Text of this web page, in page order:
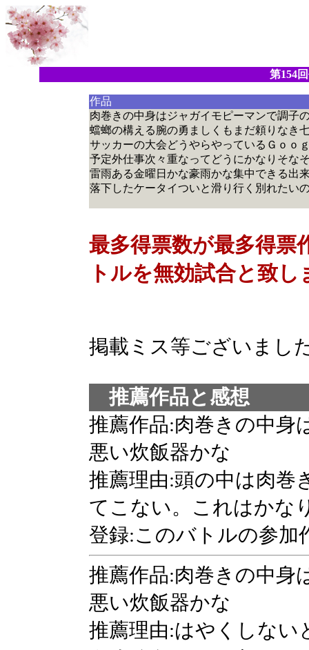
第154
作品
肉巻きの中身はジャガイモピーマンで調子
蟷螂の構える腕の勇ましくもまだ頼りなき
サッカーの大会どうやらやっているＧｏｏ
予定外仕事次々重なってどうにかなりそな
雷雨ある金曜日かな豪雨かな集中できる出
落下したケータイついと滑り行く別れたい
最多得票数が最多得票
トルを無効試合と致し
掲載ミス等ございまし
推薦作品と感想
推薦作品:肉巻きの中身
悪い炊飯器かな
推薦理由:頭の中は肉巻
てこない。これはかな
登録:このバトルの参加
推薦作品:肉巻きの中身
悪い炊飯器かな
推薦理由:はやくしない